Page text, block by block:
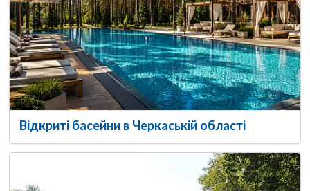
Відкриті басейни в Черкаській області